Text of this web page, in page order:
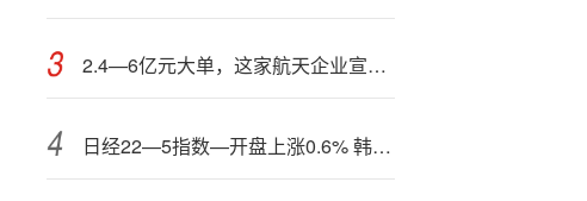
2.4—6亿元大单，这家航天企业宣布中标！<下>周A股调研出炉，五成受访者看好市场这一趋势！
日经22—5指数—开盘上涨0.6% 韩股继续休市